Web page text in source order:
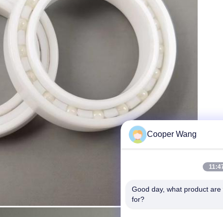
Cooper Wang
Good day, what product are
for?